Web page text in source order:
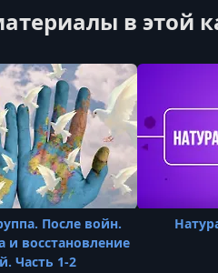
в этой
После войн.
и восстановление
Часть 1-2